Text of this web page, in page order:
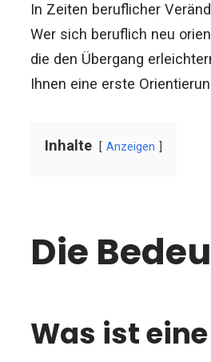
In Zeiten beruflicher
Wer sich beruflich neu
die den Übergang
Ihnen eine erste
Inhalte Anzeigen
Die
Was ist